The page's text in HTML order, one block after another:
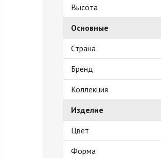
Высота
Основные
Страна
Бренд
Коллекция
Изделие
Цвет
Форма